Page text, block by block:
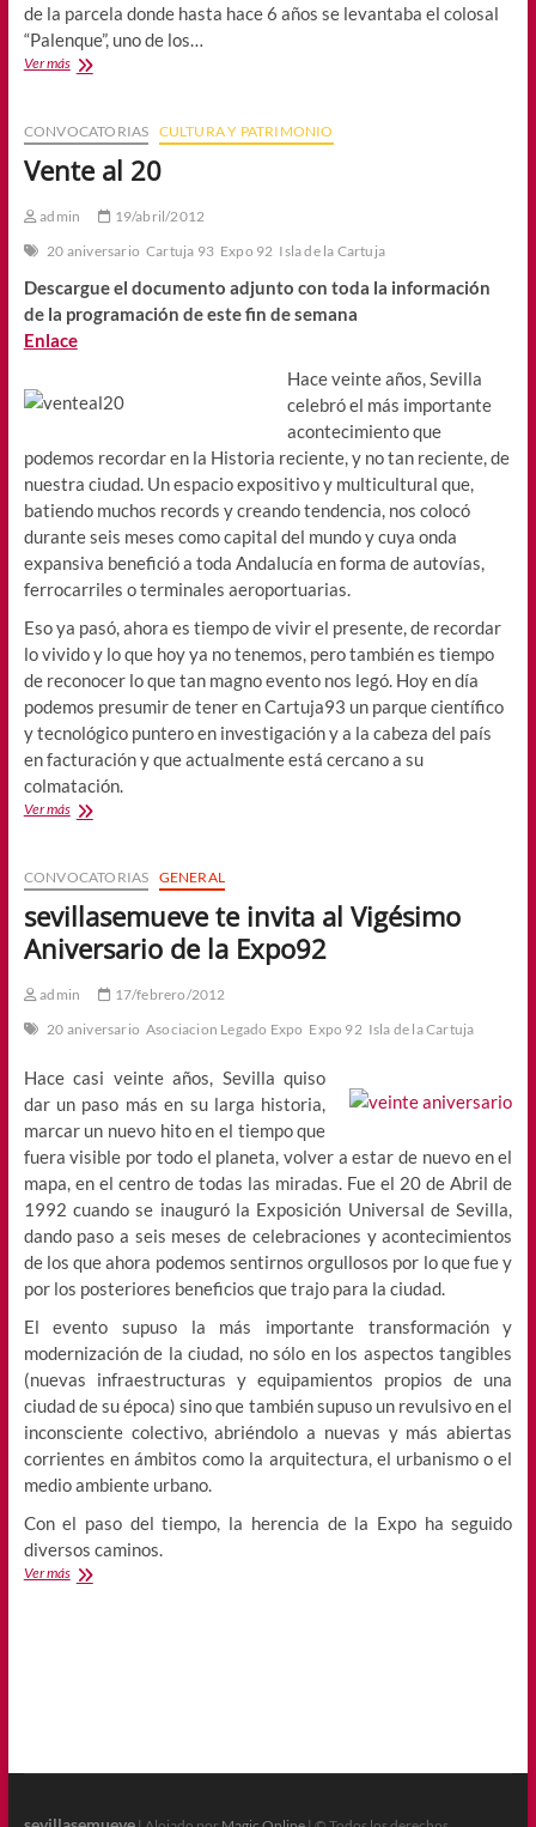
de la parcela donde hasta hace 6 años se levantaba el colosal
“Palenque”, uno de los…
Ver másEl
oportunidad
perdida
CONVOCATORIAS CULTURA Y PATRIMONIO
Vente al 20
admin
19/abril/2012
20 aniversario Cartuja 93 Expo 92 Isla de la Cartuja
Descargue el documento adjunto con toda la información
de la programación de este fin de semana
Enlace
Hace veinte años, Sevilla
celebró el más importante
acontecimiento que
podemos recordar en la Historia reciente, y no tan reciente, de
nuestra ciudad. Un espacio expositivo y multicultural que,
batiendo muchos records y creando tendencia, nos colocó
durante seis meses como capital del mundo y cuya onda
expansiva benefició a toda Andalucía en forma de autovías,
ferrocarriles o terminales aeroportuarias.
Eso ya pasó, ahora es tiempo de vivir el presente, de recordar
lo vivido y lo que hoy ya no tenemos, pero también es tiempo
de reconocer lo que tan magno evento nos legó. Hoy en día
podemos presumir de tener en Cartuja93 un parque científico
y tecnológico puntero en investigación y a la cabeza del país
en facturación y que actualmente está cercano a su
colmatación.
Ver másVente
CONVOCATORIAS GENERAL
sevillasemueve te invita al Vigésimo
Aniversario de la Expo92
admin
17/febrero/2012
20 aniversario Asociacion Legado Expo Expo 92 Isla de la Cartuja
Hace casi veinte años, Sevilla quiso
dar un paso más en su larga historia,
marcar un nuevo hito en el tiempo que
fuera visible por todo el planeta, volver a estar de nuevo en el
mapa, en el centro de todas las miradas. Fue el 20 de Abril de
1992 cuando se inauguró la Exposición Universal de Sevilla,
dando paso a seis meses de celebraciones y acontecimientos
de los que ahora podemos sentirnos orgullosos por lo que fue y
por los posteriores beneficios que trajo para la ciudad.
El evento supuso la más importante transformación y
modernización de la ciudad, no sólo en los aspectos tangibles
(nuevas infraestructuras y equipamientos propios de una
ciudad de su época) sino que también supuso un revulsivo en el
inconsciente colectivo, abriéndolo a nuevas y más abiertas
corrientes en ámbitos como la arquitectura, el urbanismo o el
medio ambiente urbano.
Con el paso del tiempo, la herencia de la Expo ha seguido
diversos caminos.
Ver mássevillasemueve